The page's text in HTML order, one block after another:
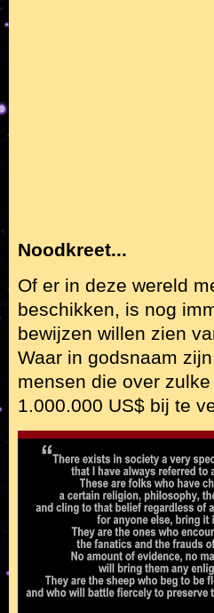
Noodkreet...
Of er in deze wereld
beschikken, is nog
bewijzen willen zien
Waar in godsnaam
mensen die over
1.000.000 US$ bij te